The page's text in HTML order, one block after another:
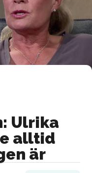
Ulrika
alltid
är